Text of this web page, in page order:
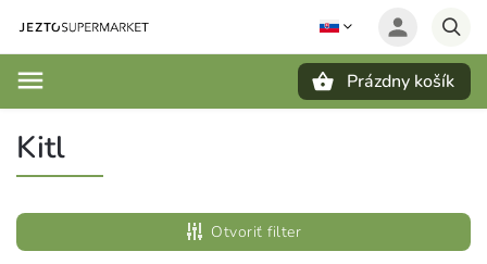
Prázdny košík
Kitl
Otvoriť filter